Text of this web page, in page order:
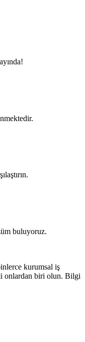
buluyoruz.
kurumsal iş
onlardan biri olun. Bilgi